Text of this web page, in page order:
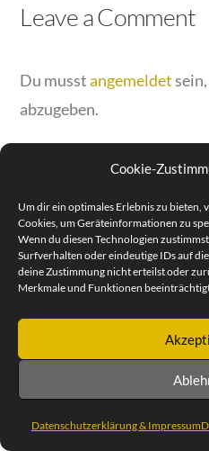
Cookie-
Um dir ein optimales Erlebnis zu bieten,
Cookies, um Geräteinformationen zu
Wenn du diesen Technologien
Surfverhalten oder eindeutige IDs auf
deine Zustimmung nicht erteilst oder
Merkmale und Funktionen
Datenschutzerklärung & Impressum
Leave a Comment
Du musstangemeldet
abzugeben.
© SEBASTIAN REIMOLD |
DARMSTADT | TEL. +49 (0)
57